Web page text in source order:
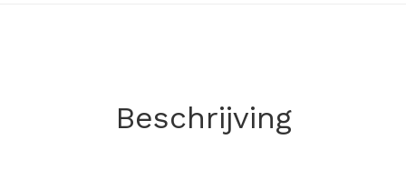
Beschrijving